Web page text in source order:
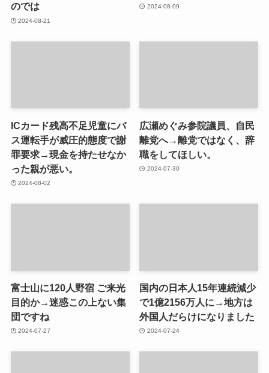
のでは
2024-08-21
2024-08-09
ICカード残高不足児童にバ
ス運転手が威圧的態度で謝
罪要求→現金を持たせなか
った親が悪い。
2024-08-02
広瀬めぐみ参院議員、自民
離党へ→離党ではなく、辞
職をしてほしい。
2024-07-30
富士山に120人野宿 ご来光
目的か→迷惑この上ない集
団ですね
2024-07-27
国内の日本人15年連続減少
で1億2156万人に→地方は
外国人だらけになりました
2024-07-24